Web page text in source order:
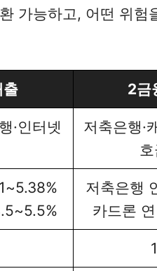
환 가능하고, 어떤 위
출 2금
·인터넷
저축은행·
저축은행
카드론